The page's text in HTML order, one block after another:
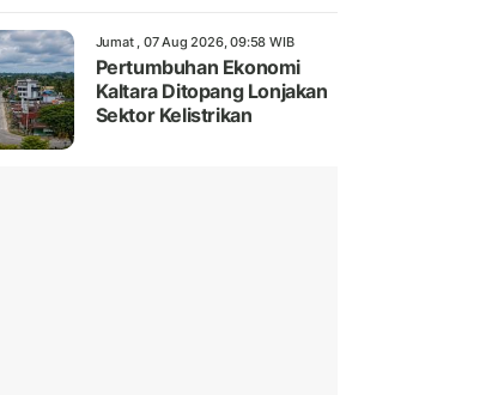
Jumat , 07 Aug 2026, 09:58 WIB
Pertumbuhan Ekonomi
Kaltara Ditopang Lonjakan
Sektor Kelistrikan